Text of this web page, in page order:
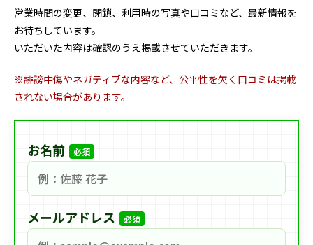
営業時間の変更、閉鎖、利用時の写真や口コミなど、最新情報を
お待ちしています。
いただいた内容は確認のうえ掲載させていただきます。
※誹謗中傷やネガティブな内容など、公平性を欠く口コミは掲載
されない場合があります。
お名前 必須
メールアドレス 必須